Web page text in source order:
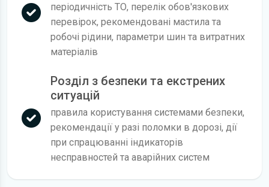
періодичність ТО, перелік обов'язкових
перевірок, рекомендовані мастила та
робочі рідини, параметри шин та витратних
матеріалів
Розділ з безпеки та екстрених
ситуацій
правила користування системами безпеки,
рекомендації у разі поломки в дорозі, дії
при спрацюванні індикаторів
несправностей та аварійних систем